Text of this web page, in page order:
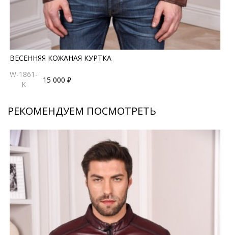
ВЕСЕННЯЯ КОЖАНАЯ КУРТКА
W-1861-
K
15 000 ₽
РЕКОМЕНДУЕМ ПОСМОТРЕТЬ